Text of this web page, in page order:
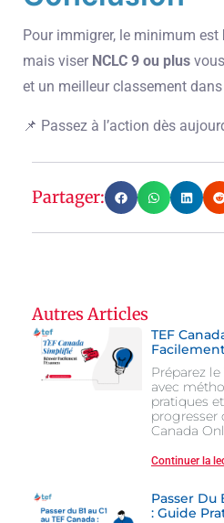
Pour immigrer, le minimum est
mais viser NCLC 9 ou plus
et un meilleur classement
📌 Passez à l’action dès
Partager:
Autres Articles
TEF
Préparez
avec
pratiques
progresser
Canada
Continuer la
Passer Du
: Guide